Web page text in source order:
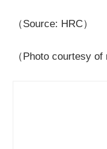
（Source: HRC）
（Photo courtesy of